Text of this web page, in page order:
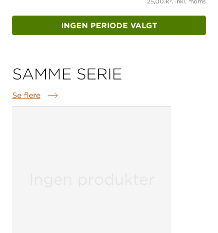
INGEN PERIODE VALGT
SAMME SERIE
Se flere
Samme serie